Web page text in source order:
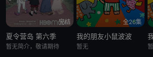
完结
夏令营岛 第六季
暂无简介，敬请期待
全26集
我的朋友小鼠波波
暂无